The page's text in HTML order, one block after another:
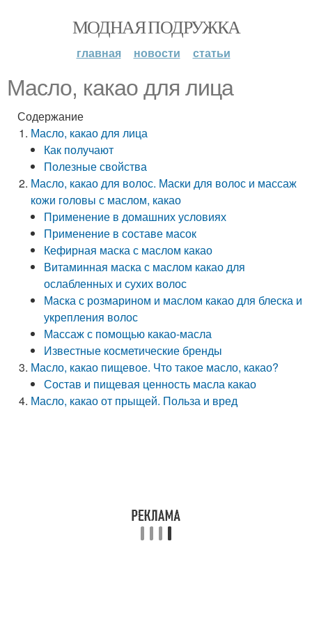
МОДНАЯ ПОДРУЖКА
главная новости статьи
Масло, какао для лица
Содержание
Масло, какао для лица
Как получают
Полезные свойства
Масло, какао для волос. Маски для волос и массаж
кожи головы с маслом, какао
Применение в домашних условиях
Применение в составе масок
Кефирная маска с маслом какао
Витаминная маска с маслом какао для
ослабленных и сухих волос
Маска с розмарином и маслом какао для блеска и
укрепления волос
Массаж с помощью какао-масла
Известные косметические бренды
Масло, какао пищевое. Что такое масло, какао?
Состав и пищевая ценность масла какао
Масло, какао от прыщей. Польза и вред